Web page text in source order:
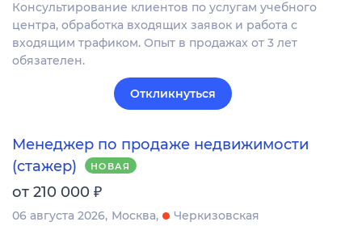
Консультирование клиентов по услугам учебного
центра, обработка входящих заявок и работа с
входящим трафиком. Опыт в продажах от 3 лет
обязателен.
Откликнуться
Менеджер по продаже недвижимости
(стажер)
НОВАЯ
от 210 000 ₽
06 августа 2026 Москва
Черкизовская